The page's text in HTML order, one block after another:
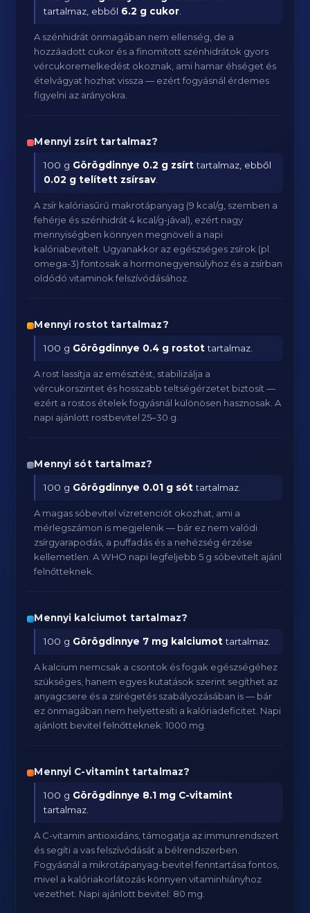
tartalmaz, ebből 6.2 g cukor
A szénhidrát önmagában nem ellenség, de a
hozzáadott cukor és a finomított szénhidrátok gyors
vércukoremelkedést okoznak, ami hamar éhséget és
ételvágyat hozhat vissza — ezért fogyásnál érdemes
figyelni az arányokra.
Mennyi zsírt tartalmaz?
100 g Görögdinnye 0.2 g zsírttartalmaz, ebből
0.02 g telített zsírsav
A zsír kalóriasűrű makrotápanyag (9 kcal/g, szemben a
fehérje és szénhidrát 4 kcal/g-jával), ezért nagy
mennyiségben könnyen megnöveli a napi
kalóriabevitelt. Ugyanakkor az egészséges zsírok (pl.
omega-3) fontosak a hormonegyensúlyhoz és a zsírban
oldódó vitaminok felszívódásához.
Mennyi rostot tartalmaz?
100 g Görögdinnye 0.4 g rostottartalmaz.
A rost lassítja az emésztést, stabilizálja a
vércukorszintet és hosszabb teltségérzetet biztosít —
ezért a rostos ételek fogyásnál különösen hasznosak. A
napi ajánlott rostbevitel 25–30 g.
Mennyi sót tartalmaz?
100 g Görögdinnye 0.01 g sóttartalmaz.
A magas sóbevitel vízretenciót okozhat, ami a
mérlegszámon is megjelenik — bár ez nem valódi
zsírgyarapodás, a puffadás és a nehézség érzése
kellemetlen. A WHO napi legfeljebb 5 g sóbevitelt ajánl
felnőtteknek.
Mennyi kalciumot tartalmaz?
100 g Görögdinnye 7 mg kalciumottartalmaz.
A kalcium nemcsak a csontok és fogak egészségéhez
szükséges, hanem egyes kutatások szerint segíthet az
anyagcsere és a zsírégetés szabályozásában is — bár
ez önmagában nem helyettesíti a kalóriadeficitet. Napi
ajánlott bevitel felnőtteknek: 1000 mg.
Mennyi C-vitamint tartalmaz?
100 g Görögdinnye 8.1 mg C-vitamint
tartalmaz.
A C-vitamin antioxidáns, támogatja az immunrendszert
és segíti a vas felszívódását a bélrendszerben.
Fogyásnál a mikrotápanyag-bevitel fenntartása fontos,
mivel a kalóriakorlátozás könnyen vitaminhiányhoz
vezethet. Napi ajánlott bevitel: 80 mg.